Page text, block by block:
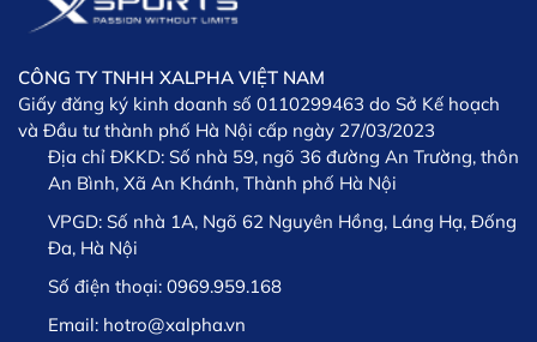
hàng chúng tôi sẽ thông tin kịp thời cho khách hàng và
khách hàng có thể lựa chọn giữa việc Hủy hoặc tiếp tục
nguyên mác và trong thời gian còn bảo hành
CÔNG TY TNHH XALPHA VIỆT NAM
Giấy đăng ký kinh doanh số 0110299463 do Sở Kế hoạch
và Đầu tư thành phố Hà Nội cấp ngày 27/03/2023
Địa chỉ ĐKKD: Số nhà 59, ngõ 36 đường An Trường, thôn
An Bình, Xã An Khánh, Thành phố Hà Nội
VPGD: Số nhà 1A, Ngõ 62 Nguyên Hồng, Láng Hạ, Đống
Đa, Hà Nội
Số điện thoại: 0969.959.168
Email: hotro@xalpha.vn